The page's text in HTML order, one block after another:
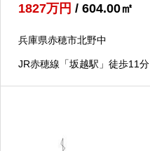
1827万円 / 604.00㎡
兵庫県赤穂市北野中
JR赤穂線「坂越駅」徒歩11分